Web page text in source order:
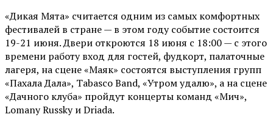
«Дикая Мята» считается одним из самых комфортных
фестивалей в стране — в этом году событие состоится
19-21 июня. Двери откроются 18 июня с 18:00 — с этого
времени работу вход для гостей, фудкорт, палаточные
лагеря, на сцене «Маяк» состоятся выступления групп
«Пахала Дала», Tabasco Band, «Утром удалю», а на сцене
«Дачного клуба» пройдут концерты команд «Мич»,
Lomany Russky и Driada.